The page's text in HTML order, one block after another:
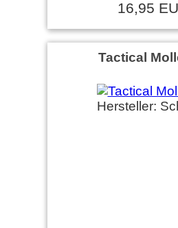
16,95
Tactical
Hersteller: